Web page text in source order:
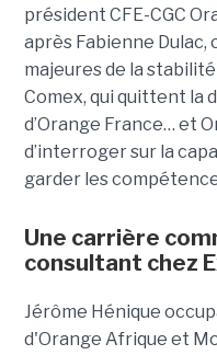
président CFE-CGC
après Fabienne
majeures de la stabilité
Comex, qui quittent la
d’Orange France… et
d’interroger sur la
garder les
Une carrière
consultant chez
Jérôme Hénique
d'Orange Afrique et